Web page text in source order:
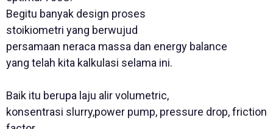
Begitu banyak design proses
stoikiometri yang berwujud
persamaan neraca massa dan energy balance
yang telah kita kalkulasi selama ini.
Baik itu berupa laju alir volumetric,
konsentrasi slurry,power pump, pressure drop, friction